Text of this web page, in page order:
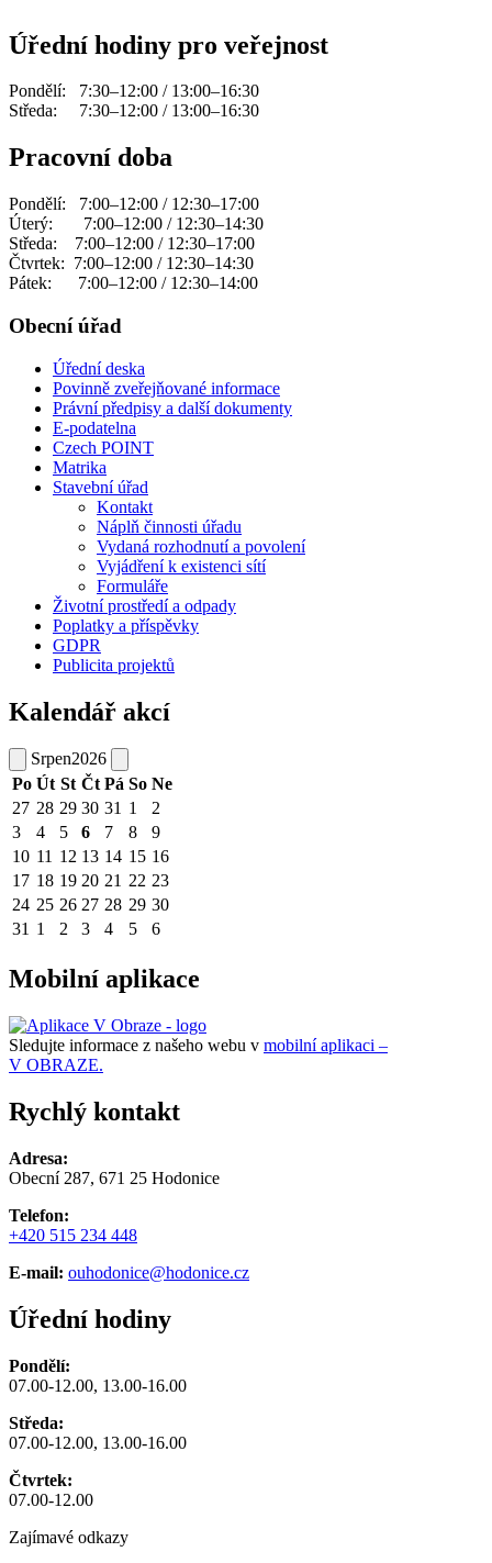
Úřední hodiny pro veřejnost
Pondělí: 7:30–12:00 / 13:00–16:30
Středa: 7:30–12:00 / 13:00–16:30
Pracovní doba
Pondělí: 7:00–12:00 / 12:30–17:00
Úterý: 7:00–12:00 / 12:30–14:30
Středa: 7:00–12:00 / 12:30–17:00
Čtvrtek: 7:00–12:00 / 12:30–14:30
Pátek: 7:00–12:00 / 12:30–14:00
Obecní úřad
Úřední deska
Povinně zveřejňované informace
Právní předpisy a další dokumenty
E-podatelna
Czech POINT
Matrika
Stavební úřad
Kontakt
Náplň činnosti úřadu
Vydaná rozhodnutí a povolení
Vyjádření k existenci sítí
Formuláře
Životní prostředí a odpady
Poplatky a příspěvky
GDPR
Publicita projektů
Kalendář akcí
Srpen2026
Po Út St Čt Pá So Ne
27 28 29 30 31 1
2
3
4 5 6 7 8
9
10 11 12 13 14 15 16
17 18 19 20 21 22 23
24 25 26 27 28 29 30
31 1 2 3 4 5 6
Mobilní aplikace
Sledujte informace z našeho webu v mobilní aplikaci –
V OBRAZE.
Rychlý kontakt
Adresa:
Obecní 287, 671 25 Hodonice
Telefon:
+420 515 234 448
E-mail: ouhodonice@hodonice.cz
Úřední hodiny
Pondělí:
07.00-12.00, 13.00-16.00
Středa:
07.00-12.00, 13.00-16.00
Čtvrtek:
07.00-12.00
Zajímavé odkazy